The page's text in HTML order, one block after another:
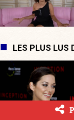
LES PLUS LUS